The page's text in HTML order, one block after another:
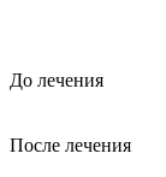
До лечения
После лечения